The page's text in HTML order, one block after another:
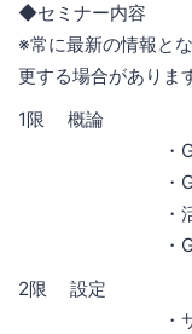
◆セミナー内容
※常に最新の情報と
更する場合がありま
1限 概論
・Googleサ
・Googleサ
・活用する
・Googleサ
2限 設定
・サイト